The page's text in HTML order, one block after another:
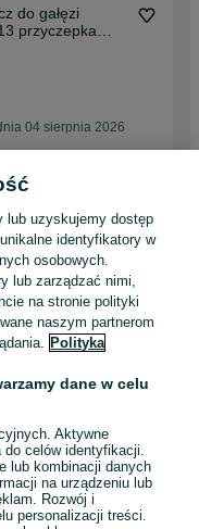
do gałęzi
przyczepka
04 sierpnia 2026
do gałęzi
Loncin
do 10cm
do
WR65763K
lub uzyskujemy dostęp
identyfikatory w
osobowych.
lub zarządzać nimi,
na stronie polityki
naszym partnerom
Polityka
dane w celu
Aktywne
do celów identyfikacji.
lub kombinacji danych
na urządzeniu lub
Rozwój i
personalizacji treści.